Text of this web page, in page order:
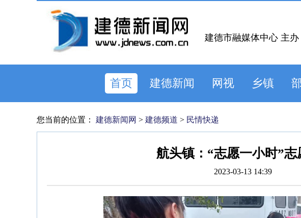
建德市融媒体中心 主办
首页 建德新闻 网视 乡镇
您当前的位置： 建德新闻网 > 建德频道 > 民情快递
航头镇：“志愿一小时”志
2023-03-13 14:39